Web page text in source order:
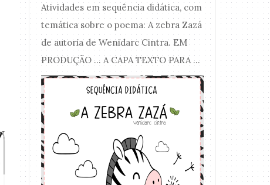
Atividades em sequência didática, com
temática sobre o poema: A zebra Zazá
de autoria de Wenidarc Cintra. EM
PRODUÇÃO ... A CAPA TEXTO PARA ...